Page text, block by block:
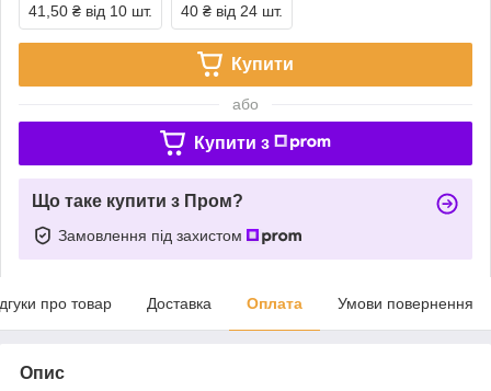
41,50 ₴ від 10 шт. 40 ₴ від 24 шт.
Купити
або
Купити з
Що таке купити з Пром?
Замовлення під захистом
про товар Доставка Оплата Умови повернення
Опис